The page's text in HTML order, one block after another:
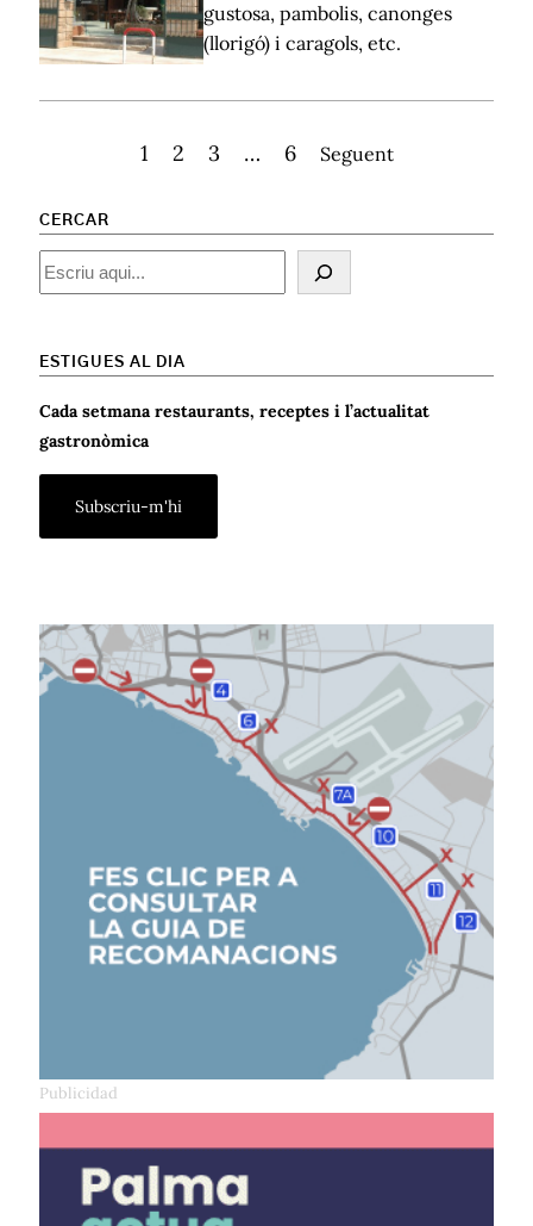
gustosa, pambolis, canonges
(llorigó) i caragols, etc.
1 2 3 … 6 Seguent
CERCAR
Cercar
ESTIGUES AL DIA
Cada setmana restaurants, receptes i l’actualitat
gastronòmica